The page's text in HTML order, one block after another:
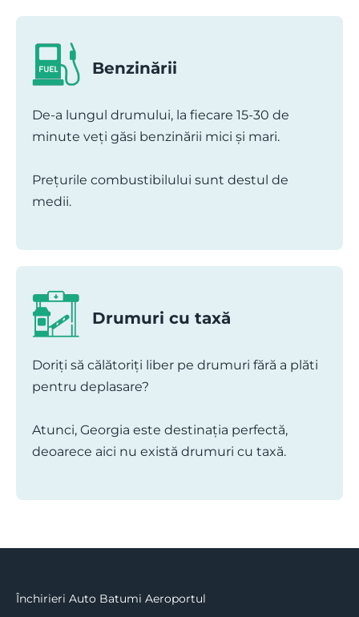
Benzinării
De-a lungul drumului, la fiecare 15-30 de
minute veți găsi benzinării mici și mari.
Prețurile combustibilului sunt destul de
medii.
Drumuri cu taxă
Doriți să călătoriți liber pe drumuri fără a plăti
pentru deplasare?
Atunci, Georgia este destinația perfectă,
deoarece aici nu există drumuri cu taxă.
Închirieri Auto Batumi Aeroportul